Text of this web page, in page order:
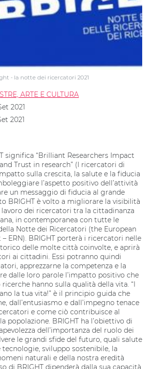
- la notte dei ricercatori 2021
ARTE E CULTURA
2021
2021
significa “Brilliant Researchers Impact
Trust in research” (I ricercatori di
sulla crescita, la salute e la fiducia
l’aspetto positivo dell’attività
un messaggio di fiducia al grande
BRIGHT è volto a migliorare la visibilità
lavoro dei ricercatori tra la cittadinanza
in contemporanea con tutte le
Notte dei Ricercatori (the European
– ERN). BRIGHT porterà i ricercatori nelle
delle molte città coinvolte, e aprirà
ai cittadini. Essi potranno quindi
apprezzarne la competenza e la
dalle loro parole l’impatto positivo che
hanno sulla qualità della vita. “I
la tua vita!” è il principio guida che
dall’entusiasmo e dall’impegno tenace
e come ciò contribuisce al
popolazione. BRIGHT ha l’obiettivo di
dell’importanza del ruolo dei
le grandi sfide del futuro, quali salute
tecnologie, sviluppo sostenibile, la
naturali e della nostra eredità
di BRIGHT dipenderà dalla sua capacità